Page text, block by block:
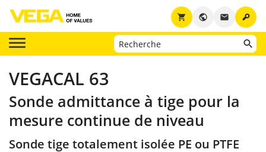
key
email
public
shopping_cart
VEGACAL 63
Sonde admittance à tige pour la
mesure continue de niveau
Sonde tige totalement isolée PE ou PTFE